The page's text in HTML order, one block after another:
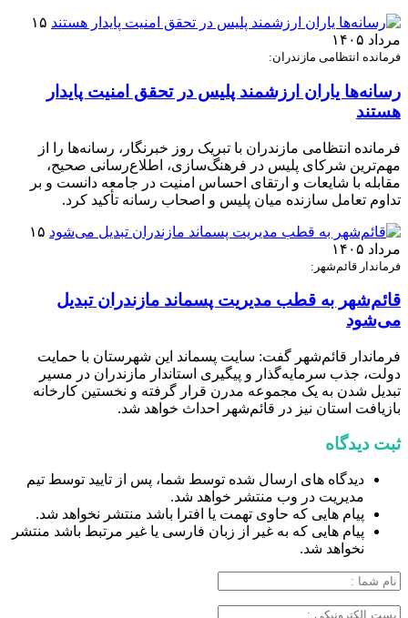
۱۵
مرداد ۱۴۰۵
فرمانده انتظامی مازندران:
رسانه‌ها یاران ارزشمند پلیس در تحقق امنیت پایدار
هستند
فرمانده انتظامی مازندران با تبریک روز خبرنگار، رسانه‌ها را از
مهم‌ترین شرکای پلیس در فرهنگ‌سازی، اطلاع‌رسانی صحیح،
مقابله با شایعات و ارتقای احساس امنیت در جامعه دانست و بر
تداوم تعامل سازنده میان پلیس و اصحاب رسانه تأکید کرد.
۱۵
مرداد ۱۴۰۵
فرماندار قائم‌شهر:
قائم‌شهر به قطب مدیریت پسماند مازندران تبدیل
می‌شود
فرماندار قائم‌شهر گفت: سایت پسماند این شهرستان با حمایت
دولت، جذب سرمایه‌گذار و پیگیری استاندار مازندران در مسیر
تبدیل شدن به یک مجموعه مدرن قرار گرفته و نخستین کارخانه
بازیافت استان نیز در قائم‌شهر احداث خواهد شد.
ثبت دیدگاه
دیدگاه های ارسال شده توسط شما، پس از تایید توسط تیم
مدیریت در وب منتشر خواهد شد.
پیام هایی که حاوی تهمت یا افترا باشد منتشر نخواهد شد.
پیام هایی که به غیر از زبان فارسی یا غیر مرتبط باشد منتشر
نخواهد شد.